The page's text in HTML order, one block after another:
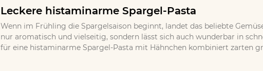
Leckere histaminarme Spargel-Pasta
Wenn im Frühling die Spargelsaison beginnt, landet das beliebte
nur aromatisch und vielseitig, sondern lässt sich auch wunderbar in
für eine histaminarme Spargel-Pasta mit Hähnchen kombiniert zarten